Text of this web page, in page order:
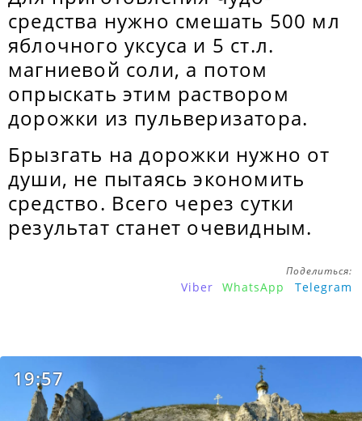
средства нужно смешать 500 мл
яблочного уксуса и 5 ст.л.
магниевой соли, а потом
опрыскать этим раствором
дорожки из пульверизатора.
Брызгать на дорожки нужно от
души, не пытаясь экономить
средство. Всего через сутки
результат станет очевидным.
Поделиться:
Viber WhatsApp Telegram
19:57